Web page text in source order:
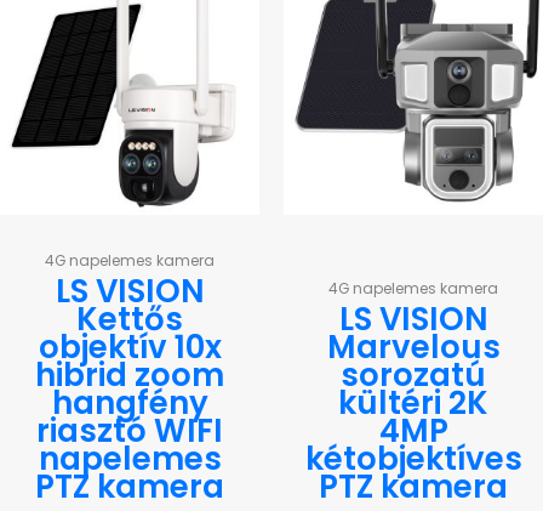
4G napelemes kamera
LS VISION
Kettős
objektív 10x
hibrid zoom
hangfény
riasztó WIFI
napelemes
PTZ kamera
4G napelemes kamera
LS VISION
Marvelous
sorozatú
kültéri 2K
4MP
kétobjektíves
PTZ kamera